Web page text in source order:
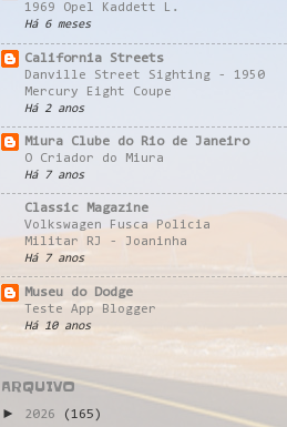
1969 Opel Kaddett L.
Há 6 meses
California Streets
Danville Street Sighting - 1950
Mercury Eight Coupe
Há 2 anos
Miura Clube do Rio de Janeiro
O Criador do Miura
Há 7 anos
Classic Magazine
Volkswagen Fusca Policia
Militar RJ - Joaninha
Há 7 anos
Museu do Dodge
Teste App Blogger
Há 10 anos
ARQUIVO
► 2026 (165)